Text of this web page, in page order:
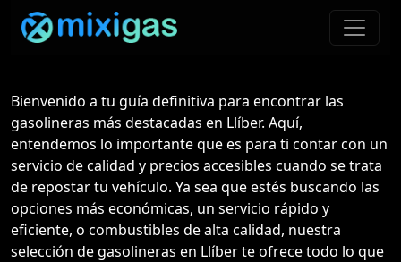
Bienvenido a tu guía definitiva para encontrar las
gasolineras más destacadas en Llíber. Aquí,
entendemos lo importante que es para ti contar con un
servicio de calidad y precios accesibles cuando se trata
de repostar tu vehículo. Ya sea que estés buscando las
opciones más económicas, un servicio rápido y
eficiente, o combustibles de alta calidad, nuestra
selección de gasolineras en Llíber te ofrece todo lo que